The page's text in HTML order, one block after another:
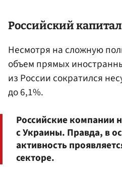
Российский капитал
Несмотря на сложную
объем прямых
из России сократился
до 6,1%.
Российские компании
с Украины. Правда, в
активность
секторе.